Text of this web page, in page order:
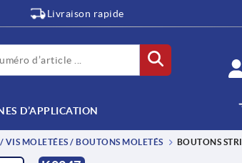
Livraison rapide
D’APPLICATION
VIS MOLETÉES / BOUTONS MOLETÉS BOUTONS